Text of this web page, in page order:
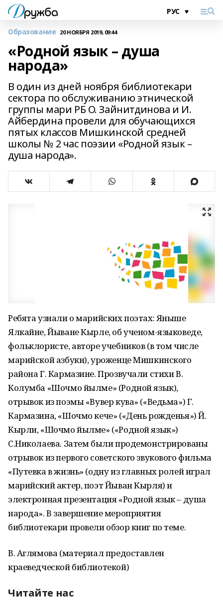
Образование 20 НОЯБРЯ 2019, 09:44
«Родной язык – душа
народа»
В один из дней ноября библиотекари
сектора по обслуживанию этнической
группы мари РБ О. Зайнитдинова и И.
Айбердина провели для обучающихся
пятых классов Мишкинской средней
школы № 2 час поэзии «Родной язык –
душа народа».
Ребята узнали о марийских поэтах: Яныше
Ялкайне, Йыване Кырле, об ученом-языковеде,
фольклористе, авторе учебников (в том числе
марийской азбуки), уроженце Мишкинского
района Г. Кармазине. Прозвучали стихи В.
Колумба «Шочмо йылме» (Родной язык),
отрывок из поэмы «Вувер кува» («Ведьма») Г.
Кармазина, «Шочмо кече» («День рожденья») Й.
Кырли, «Шочмо йылме» («Родной язык»)
С.Николаева. Затем были продемонстрированы
отрывок из первого советского звукового фильма
«Путевка в жизнь» (одну из главных ролей играл
марийский актер, поэт Йыван Кырля) и
электронная презентация «Родной язык – душа
народа». В завершение мероприятия
библиотекари провели обзор книг по теме.
В. Аглямова (материал предоставлен
краеведческой библиотекой)
Читайте нас